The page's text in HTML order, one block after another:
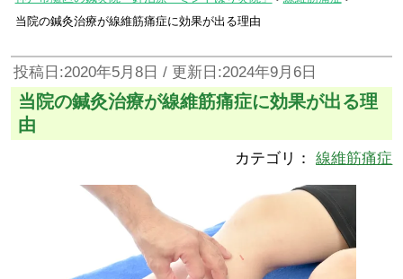
当院の鍼灸治療が線維筋痛症に効果が出る理由
投稿日:2020年5月8日 / 更新日:2024年9月6日
当院の鍼灸治療が線維筋痛症に効果が出る理
由
カテゴリ：線維筋痛症